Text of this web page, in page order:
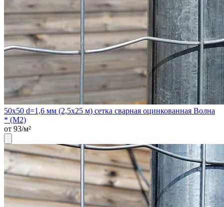
50х50 d=1,6 мм (2,5х25 м) сетка сварная оцинкованная Волна
* (М2)
от 93/м²